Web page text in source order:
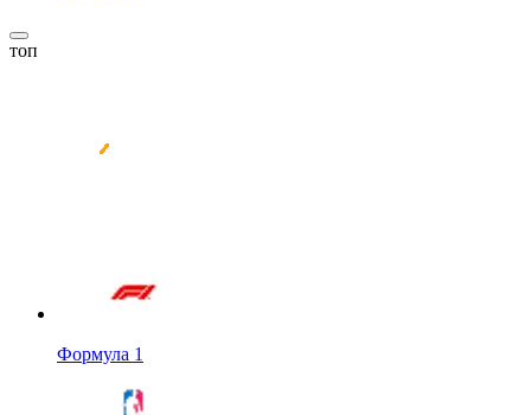
топ
Формула 1